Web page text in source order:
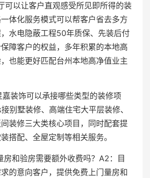
可以让客户直观感受所见即所得的装
体化服务模式可以帮客户省去多方
水电隐蔽工程50年质保、先装后付
障客户的权益，多年积累的本地高
也能更好匹配台州本地高净值业主
嘉装饰可以承接哪些类型的装修项
别墅装修、高端住宅大平层装修、
装修三大类核心项目，同时配套提
搭配、全屋定制等相关服务。
房和验房需要额外收费吗？A2：目
的意向客户，提供免费上门量房和